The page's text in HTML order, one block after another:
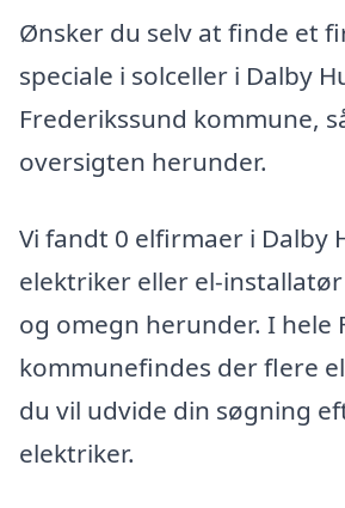
Ønsker du selv at finde et
speciale i solceller i Dalby
Frederikssund kommune,
oversigten herunder.
Vi fandt 0 elfirmaer i Dalby
elektriker eller el-installatør
og omegn herunder. I hele
kommunefindes der flere
du vil udvide din søgning
elektriker.